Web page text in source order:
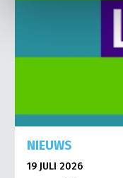
NIEUWS
19 JULI 2026